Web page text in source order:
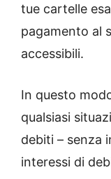
tue cartelle
pagamento al
accessibili.
In questo
qualsiasi
debiti – senza
interessi di